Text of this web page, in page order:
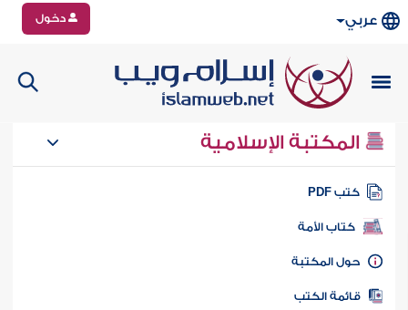
عربي دخول
المكتبة الإسلامية
كتب PDF
كتاب الأمة
المكتبة